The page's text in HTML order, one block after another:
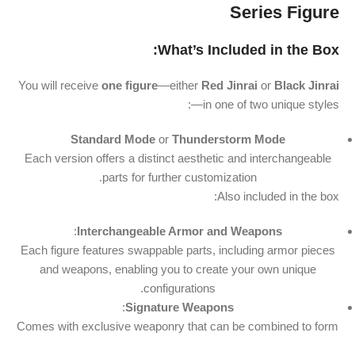
Series Figure
What’s Included in the Box:
You will receive one figure—either Red Jinrai or Black Jinrai
—in one of two unique styles:
Standard Modeor Thunderstorm Mode
Each version offers a distinct aesthetic and interchangeable
parts for further customization.
Also included in the box:
Interchangeable Armor and Weapons
:
Each figure features swappable parts, including armor pieces
and weapons, enabling you to create your own unique
configurations.
Signature Weapons
:
Comes with exclusive weaponry that can be combined to form